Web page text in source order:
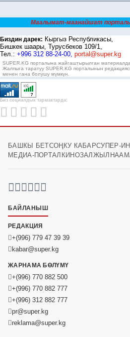
Маалымат-маанайшат
Биздин дарек: Кыргыз Республикасы,
Бишкек шаары, Турусбеков 109/1,
Тел.: +996 312 88-24-00, portal@super.kg
SUPER.KG порталына жайгаштырылган
Жалпыга таратуу SUPER.KG порталынын
менен гана болушу мүмкүн.
Биз социалдык тармактарда:
БАШКЫ БЕТСОҢКУ КАБАРСУПЕР-
МЕДИА-ПОРТАЛ КИНОЗАЛ
БАЙЛАНЫШ
РЕДАКЦИЯ
+(996) 779 47 39 39
kabar@super.kg
ЖАРНАМА БӨЛҮМҮ
+(996) 770 882 500
+(996) 770 882 777
+(996) 312 882 777
pr@super.kg
reklama@super.kg